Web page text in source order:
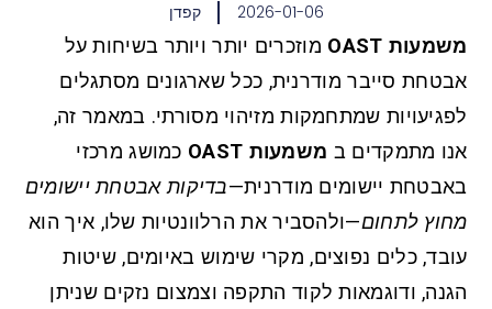
2026-01-06 קפדן
משמעות OAST
מוזכרים יותר ויותר בשיחות על
אבטחת סייבר מודרנית, ככל שארגונים מסתגלים
לפגיעויות שמתחמקות מזיהוי מסורתי. במאמר זה,
אנו מתמקדים במשמעות OAST
כמושג מרכזי
באבטחת יישומים מודרנית—בדיקות אבטחת יישומים
מחוץ לתחום—ולהסביר את הרלוונטיות שלו, איך הוא
עובד, כלים נפוצים, מקרי שימוש באיומים, שיטות
הגנה, ודוגמאות לקוד התקפה וצמצום נזקים שניתן